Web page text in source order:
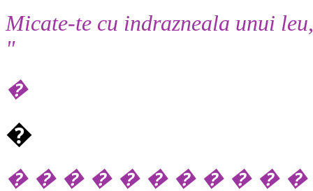
Micate-te cu indrazneala unui
"
�
�
� � � � � � � � � �